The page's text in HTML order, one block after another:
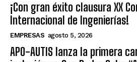
¡Con gran éxito clausura XX
Internacional de Ingenierías!
EMPRESAS agosto 5, 2026
APO-AUTIS lanza la primera